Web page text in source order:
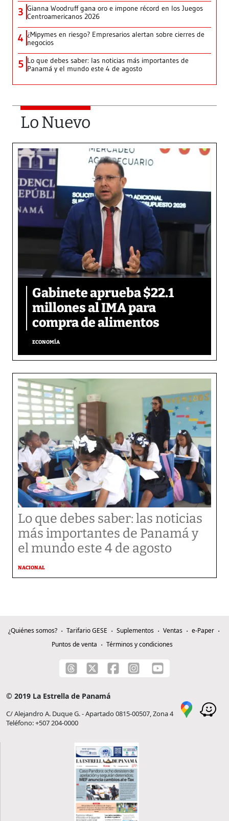
3 Gianna Woodruff gana oro e impone récord en los Juegos
Centroamericanos 2026
4 ¿Mipymes en riesgo? Empresarios alertan sobre cierres de
negocios
5 Lo que debes saber: las noticias más importantes de
Panamá y el mundo este 4 de agosto
Lo Nuevo
Gabinete aprueba $22.1
millones al IMA para
compra de alimentos
ECONOMÍA
Lo que debes saber: las noticias
más importantes de Panamá y
el mundo este 4 de agosto
NACIONAL
¿Quiénes somos? Tarifario GESE Suplementos Ventas
e-Paper
Puntos de venta
Términos y condiciones
© 2019 La Estrella de Panamá
C/ Alejandro A. Duque G. - Apartado 0815-00507, Zona 4
Teléfono: +507 204-0000